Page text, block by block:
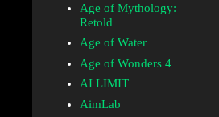
Age of Mythology:
Retold
Age of Water
Age of Wonders 4
AI LIMIT
AimLab